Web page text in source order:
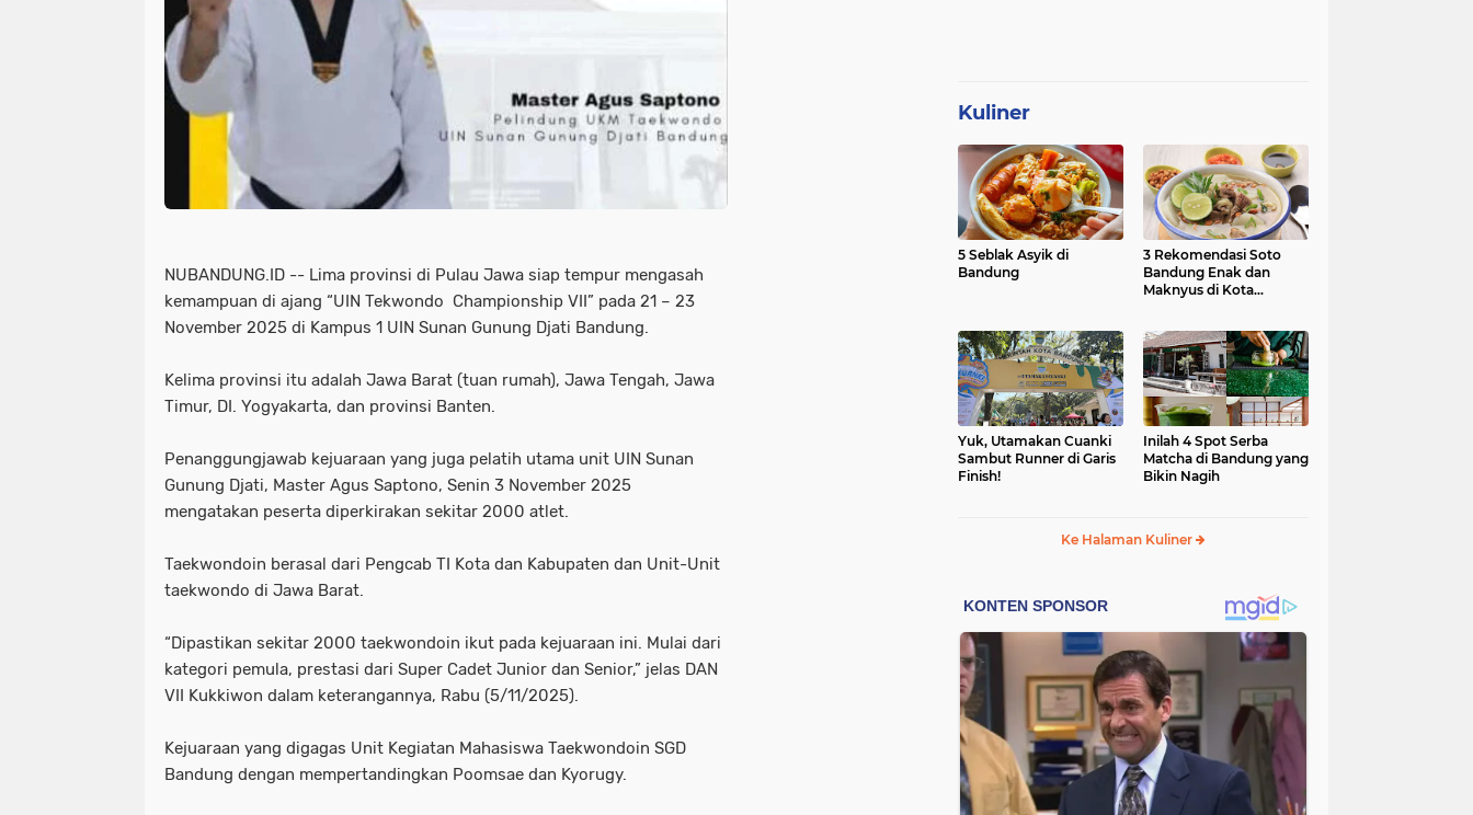
NUBANDUNG.ID -- Lima provinsi di Pulau Jawa siap tempur mengasah
kemampuan di ajang “UIN Tekwondo Championship VII” pada 21 – 23
November 2025 di Kampus 1 UIN Sunan Gunung Djati Bandung.
Kelima provinsi itu adalah Jawa Barat (tuan rumah), Jawa Tengah, Jawa
Timur, DI. Yogyakarta, dan provinsi Banten.
Penanggungjawab kejuaraan yang juga pelatih utama unit UIN Sunan
Gunung Djati, Master Agus Saptono, Senin 3 November 2025
mengatakan peserta diperkirakan sekitar 2000 atlet.
Taekwondoin berasal dari Pengcab TI Kota dan Kabupaten dan Unit-Unit
taekwondo di Jawa Barat.
“Dipastikan sekitar 2000 taekwondoin ikut pada kejuaraan ini. Mulai dari
kategori pemula, prestasi dari Super Cadet Junior dan Senior,” jelas DAN
VII Kukkiwon dalam keterangannya, Rabu (5/11/2025).
Kejuaraan yang digagas Unit Kegiatan Mahasiswa Taekwondoin SGD
Bandung dengan mempertandingkan Poomsae dan Kyorugy.
Kuliner
5 Seblak Asyik di
Bandung
3 Rekomendasi Soto
Bandung Enak dan
Maknyus di Kota
Yuk, Utamakan Cuanki
Sambut Runner di Garis
Finish!
Inilah 4 Spot Serba
Matcha di Bandung yang
Bikin Nagih
Ke Halaman Kuliner